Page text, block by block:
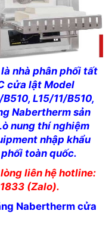
nhà phân phối tất
cửa lật Model
L15/11/B510,
Nabertherm sản
nung thí nghiệm
nhập khẩu
toàn quốc.
liên hệ hotline:
(Zalo).
Nabertherm cửa